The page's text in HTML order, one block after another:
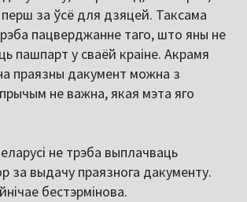
за ўсё для дзяцей. Таксама
пацверджанне таго, што яны не
пашпарт у сваёй краіне. Акрамя
праязны дакумент можна з
не важна, якая мэта яго
не трэба выплачваць
за выдачу праязнога дакументу.
бестэрмінова.